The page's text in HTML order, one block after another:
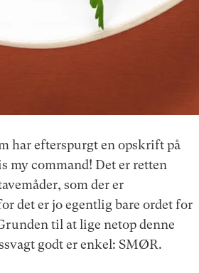
har efterspurgt en opskrift på
my command! Det er retten
som der er
det er jo egentlig bare ordet for
til at lige netop denne
godt er enkel: SMØR.